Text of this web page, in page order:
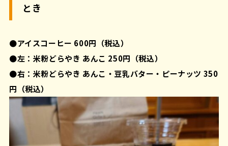
とき
●アイスコーヒー 600円（税込）
●左：米粉どらやき あんこ 250円（税込）
●右：米粉どらやき あんこ・豆乳バター・ピーナッツ 350
円（税込）